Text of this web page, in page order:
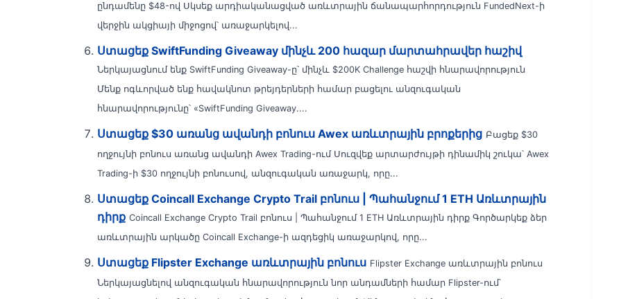
ընդամենը $48-ով Սկսեք արդիականացված առևտրային ճանապարհորդություն FundedNext-ի
վերջին ակցիայի միջոցով՝ առաջարկելով...
Ստացեք SwiftFunding Giveaway մինչև 200 հազար մարտահրավեր հաշիվ
Ներկայացնում ենք SwiftFunding Giveaway-ը՝ մինչև $200K Challenge հաշվի հնարավորություն
Մենք ոգևորված ենք հավակնոտ թրեյդերների համար բացելու անզուգական
հնարավորությունը՝ «SwiftFunding Giveaway....
Ստացեք $30 առանց ավանդի բոնուս Awex առևտրային բրոքերից Բացեք $30
ողջույնի բոնուս առանց ավանդի Awex Trading-ում Սուզվեք արտարժույթի դինամիկ շուկա՝ Awex
Trading-ի $30 ողջույնի բոնուսով, անզուգական առաջարկ, որը...
Ստացեք Coincall Exchange Crypto Trail բոնուս | Պահանջում 1 ETH Առևտրային
դիրք Coincall Exchange Crypto Trail բոնուս | Պահանջում 1 ETH Առևտրային դիրք Գործարկեք ձեր
առևտրային արկածը Coincall Exchange-ի ազդեցիկ առաջարկով, որը...
Ստացեք Flipster Exchange առևտրային բոնուս Flipster Exchange առևտրային բոնուս
Ներկայացնելով անզուգական հնարավորություն նոր անդամների համար Flipster-ում՝